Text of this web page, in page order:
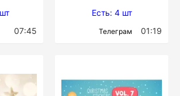
07:45
Есть: 4 шт
Телеграм 01:19